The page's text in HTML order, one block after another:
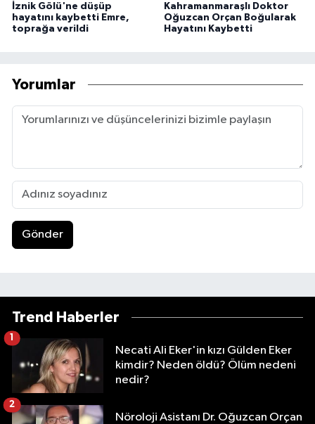
İznik Gölü'ne düşüp
hayatını kaybetti Emre,
toprağa verildi
Kahramanmaraşlı Doktor
Oğuzcan Orçan Boğularak
Hayatını Kaybetti
Yorumlar
Gönder
Trend Haberler
Necati Ali Eker'in kızı Gülden Eker
kimdir? Neden öldü? Ölüm nedeni
nedir?
1
Nöroloji Asistanı Dr. Oğuzcan Orçan
2